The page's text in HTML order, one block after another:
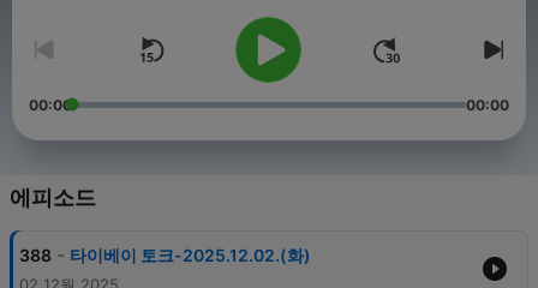
00:00 00:00
에피소드
388 - 타이베이 토크-2025.12.02.(화)